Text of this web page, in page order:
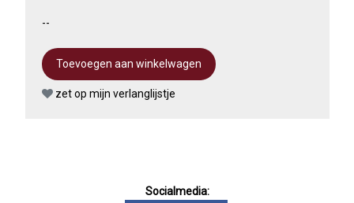
--
zet op mijn verlanglijstje
Socialmedia: